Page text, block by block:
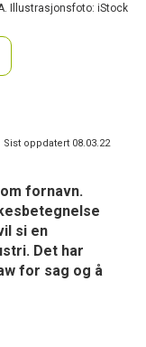
Illustrasjonsfoto: iStock
Sist oppdatert 08.03.22
fornavn.
si en
Det har
for sag og å